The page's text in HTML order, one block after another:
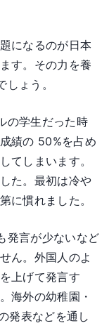
になるのが日本
す。その力を養
ょう。
の学生だった時
績の 50%を占め
てしまいます。
た。最初は冷や
に慣れました。
発言が少ないなど
ん。外国人のよ
上げて発言す
海外の幼稚園・
発表などを通し